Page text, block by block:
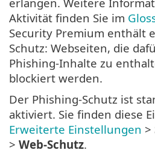
Aktivität finden Sie im
Security Premium enthält
Schutz: Webseiten, die
Phishing-Inhalte zu
blockiert werden.
Der Phishing-Schutz ist
aktiviert. Sie finden diese
Erweiterte Einstellungen >
> Web-Schutz.